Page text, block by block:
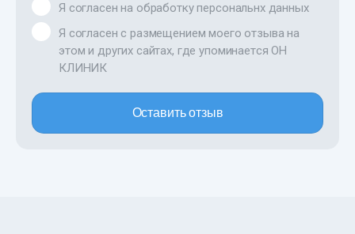
Я согласен на обработку персональнх данных
Я согласен с размещением моего отзыва на
этом и других сайтах, где упоминается ОН
КЛИНИК
Оставить отзыв